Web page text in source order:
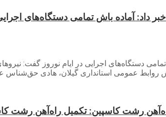
داد: آماده باش تمامی دستگاه‌های
تمامی دستگاه‌های اجرایی در ایام نوروز گفت:
روابط عمومی استانداری گیلان، هادی
رشت کاسپین: تکمیل راه‌آهن رشت کاسپین زمان